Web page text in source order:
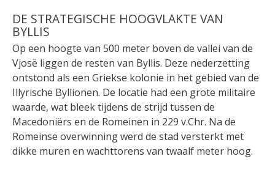
DE STRATEGISCHE HOOGVLAKTE VAN
BYLLIS
Op een hoogte van 500 meter boven de vallei van de
Vjosë liggen de resten van Byllis. Deze nederzetting
ontstond als een Griekse kolonie in het gebied van de
Illyrische Byllionen. De locatie had een grote militaire
waarde, wat bleek tijdens de strijd tussen de
Macedoniërs en de Romeinen in 229 v.Chr. Na de
Romeinse overwinning werd de stad versterkt met
dikke muren en wachttorens van twaalf meter hoog.